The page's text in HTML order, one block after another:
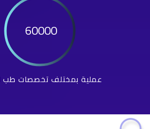
60000
عملية بمختلف تخصصات طب